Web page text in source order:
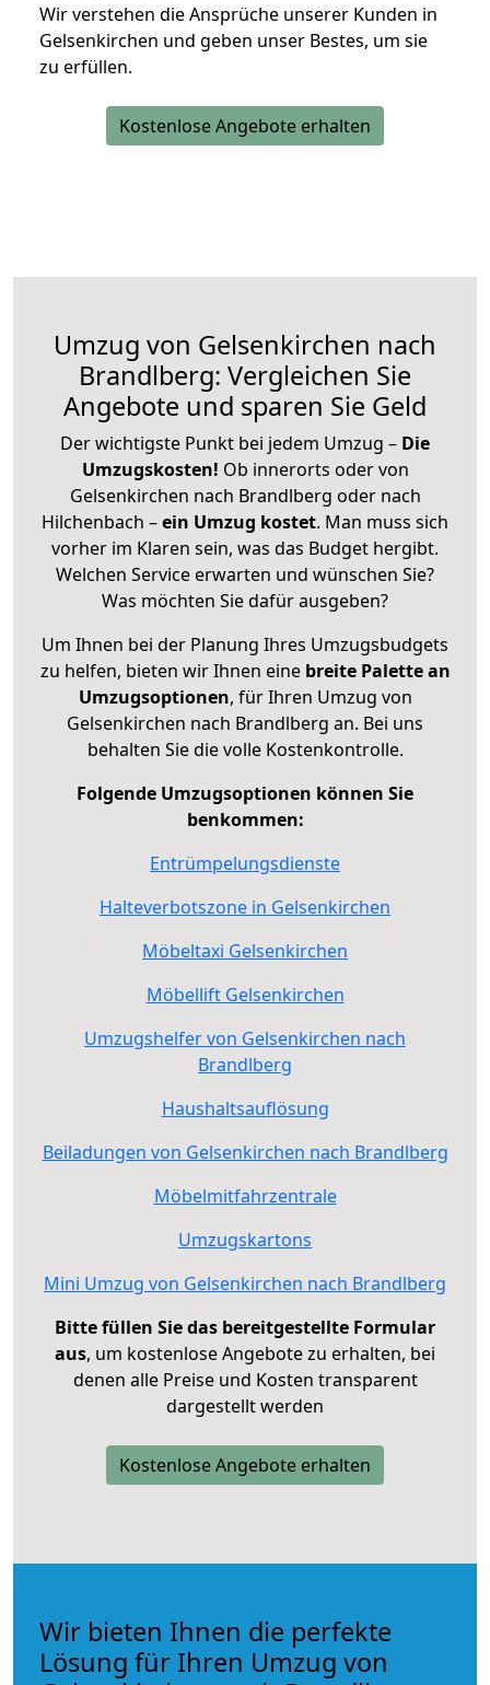
Wir verstehen die Ansprüche unserer Kunden in
Gelsenkirchen und geben unser Bestes, um sie
zu erfüllen.
Kostenlose Angebote erhalten
Umzug von Gelsenkirchen nach
Brandlberg: Vergleichen Sie
Angebote und sparen Sie Geld
Der wichtigste Punkt bei jedem Umzug – Die
Umzugskosten! Ob innerorts oder von
Gelsenkirchen nach Brandlberg oder nach
Hilchenbach –ein Umzug kostet. Man muss sich
vorher im Klaren sein, was das Budget hergibt.
Welchen Service erwarten und wünschen Sie?
Was möchten Sie dafür ausgeben?
Um Ihnen bei der Planung Ihres Umzugsbudgets
zu helfen, bieten wir Ihnen eine breite Palette an
Umzugsoptionen, für Ihren Umzug von
Gelsenkirchen nach Brandlberg an. Bei uns
behalten Sie die volle Kostenkontrolle.
Folgende Umzugsoptionen können Sie
benkommen:
Entrümpelungsdienste
Halteverbotszone in Gelsenkirchen
Möbeltaxi Gelsenkirchen
Möbellift Gelsenkirchen
Umzugshelfer von Gelsenkirchen nach
Brandlberg
Haushaltsauflösung
Beiladungen von Gelsenkirchen nach Brandlberg
Möbelmitfahrzentrale
Umzugskartons
Mini Umzug von Gelsenkirchen nach Brandlberg
Bitte füllen Sie das bereitgestellte Formular
aus, um kostenlose Angebote zu erhalten, bei
denen alle Preise und Kosten transparent
dargestellt werden
Kostenlose Angebote erhalten
Wir bieten Ihnen die perfekte
Lösung für Ihren Umzug von